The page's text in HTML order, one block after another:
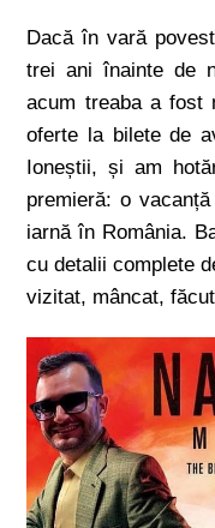
Dacă în vară
trei ani înainte de
acum treaba a fost
oferte la bilete de
Ioneștii, și am
premieră: o
iarnă în România.
cu detalii complete
vizitat, mâncat,